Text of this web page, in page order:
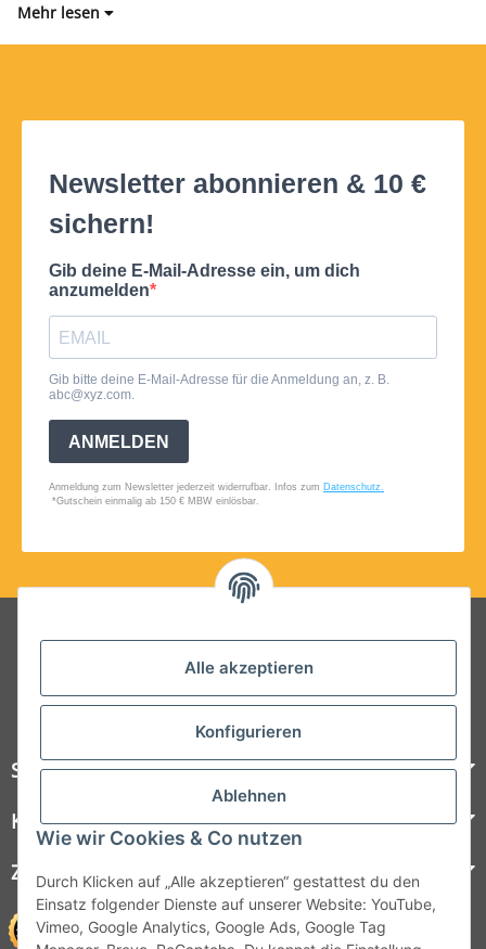
Alle akzeptieren
Konfigurieren
Ablehnen
Wie wir Cookies & Co nutzen
Durch Klicken auf „Alle akzeptieren“ gestattest du den
Einsatz folgender Dienste auf unserer Website: YouTube,
Vimeo, Google Analytics, Google Ads, Google Tag
Mehr lesen
Folgt uns auf Social Media
Steelboxx
Kundenservice
Zahlungsmöglichkeiten